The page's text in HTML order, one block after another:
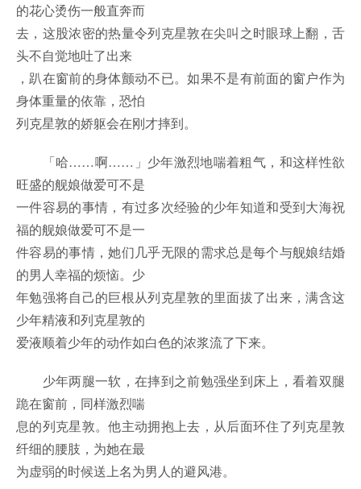
的花心烫伤一般直奔而
去，这股浓密的热量令列克星敦在尖叫之时眼球上翻，舌
头不自觉地吐了出来
，趴在窗前的身体颤动不已。如果不是有前面的窗户作为
身体重量的依靠，恐怕
列克星敦的娇躯会在刚才摔到。
「哈……啊……」少年激烈地喘着粗气，和这样性欲
旺盛的舰娘做爱可不是
一件容易的事情，有过多次经验的少年知道和受到大海祝
福的舰娘做爱可不是一
件容易的事情，她们几乎无限的需求总是每个与舰娘结婚
的男人幸福的烦恼。少
年勉强将自己的巨根从列克星敦的里面拔了出来，满含这
少年精液和列克星敦的
爱液顺着少年的动作如白色的浓浆流了下来。
少年两腿一软，在摔到之前勉强坐到床上，看着双腿
跪在窗前，同样激烈喘
息的列克星敦。他主动拥抱上去，从后面环住了列克星敦
纤细的腰肢，为她在最
为虚弱的时候送上名为男人的避风港。